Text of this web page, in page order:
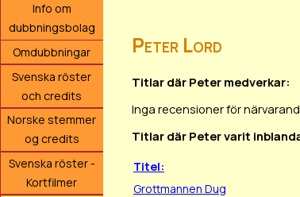
Info om
dubbningsbolag
Omdubbningar
Svenska röster
och credits
Norske stemmer
og credits
Svenska röster -
Kortfilmer
Peter Lord
Titlar där Peter medverkar:
Inga recensioner för
Titlar där Peter varit
Titel:
Grottmannen Dug